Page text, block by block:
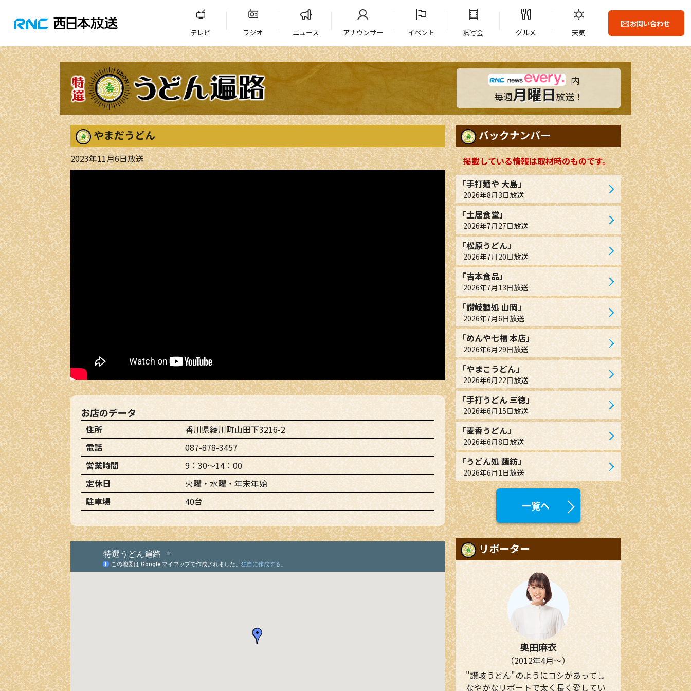
テレビ ラジオ ニュース アナウンサー イベント 試写会 グルメ 天気
お問い合わせ
内
毎週月曜日放送！
やまだうどん
2023年11月6日放送
お店のデータ
住所
香川県綾川町山田下3216-2
電話
087-878-3457
営業時間
9：30～14：00
定休日
火曜・水曜・年末年始
駐車場
40台
バックナンバー
掲載している情報は取材時のものです。
「手打麺や 大島」
2026年8月3日放送
「土居食堂」
2026年7月27日放送
「松原うどん」
2026年7月20日放送
「吉本食品」
2026年7月13日放送
「讃岐麺処 山岡」
2026年7月6日放送
「めんや七福 本店」
2026年6月29日放送
「やまこうどん」
2026年6月22日放送
「手打うどん 三徳」
2026年6月15日放送
「麦香うどん」
2026年6月8日放送
「うどん処 麺紡」
2026年6月1日放送
一覧へ
リポーター
奥田麻衣
（2012年4月～）
"讃岐うどん"のようにコシがあってし
なやかなリポートで太く長く愛してい